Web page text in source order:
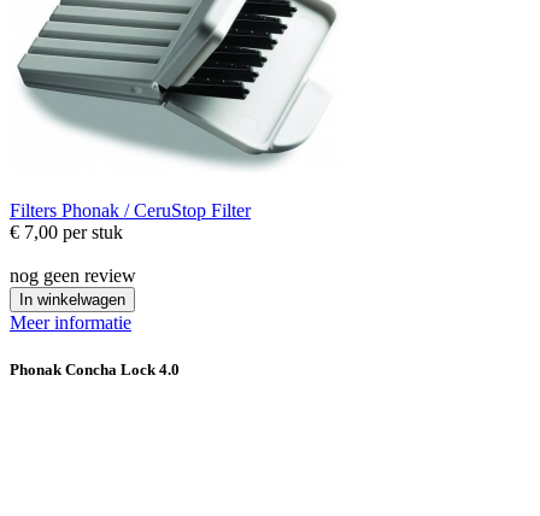
Filters Phonak / CeruStop Filter
€ 7,00 per stuk
nog geen review
In winkelwagen
Meer informatie
Phonak Concha Lock 4.0